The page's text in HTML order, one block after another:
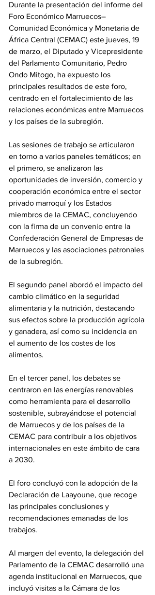
Durante la presentación del informe del
Foro Económico Marruecos–
Comunidad Económica y Monetaria de
África Central (CEMAC) este jueves, 19
de marzo, el Diputado y Vicepresidente
del Parlamento Comunitario, Pedro
Ondo Mitogo, ha expuesto los
principales resultados de este foro,
centrado en el fortalecimiento de las
relaciones económicas entre Marruecos
y los países de la subregión.
Las sesiones de trabajo se articularon
en torno a varios paneles temáticos; en
el primero, se analizaron las
oportunidades de inversión, comercio y
cooperación económica entre el sector
privado marroquí y los Estados
miembros de la CEMAC, concluyendo
con la firma de un convenio entre la
Confederación General de Empresas de
Marruecos y las asociaciones patronales
de la subregión.
El segundo panel abordó el impacto del
cambio climático en la seguridad
alimentaria y la nutrición, destacando
sus efectos sobre la producción agrícola
y ganadera, así como su incidencia en
el aumento de los costes de los
alimentos.
En el tercer panel, los debates se
centraron en las energías renovables
como herramienta para el desarrollo
sostenible, subrayándose el potencial
de Marruecos y de los países de la
CEMAC para contribuir a los objetivos
internacionales en este ámbito de cara
a 2030.
El foro concluyó con la adopción de la
Declaración de Laayoune, que recoge
las principales conclusiones y
recomendaciones emanadas de los
trabajos.
Al margen del evento, la delegación del
Parlamento de la CEMAC desarrolló una
agenda institucional en Marruecos, que
incluyó visitas a la Cámara de los